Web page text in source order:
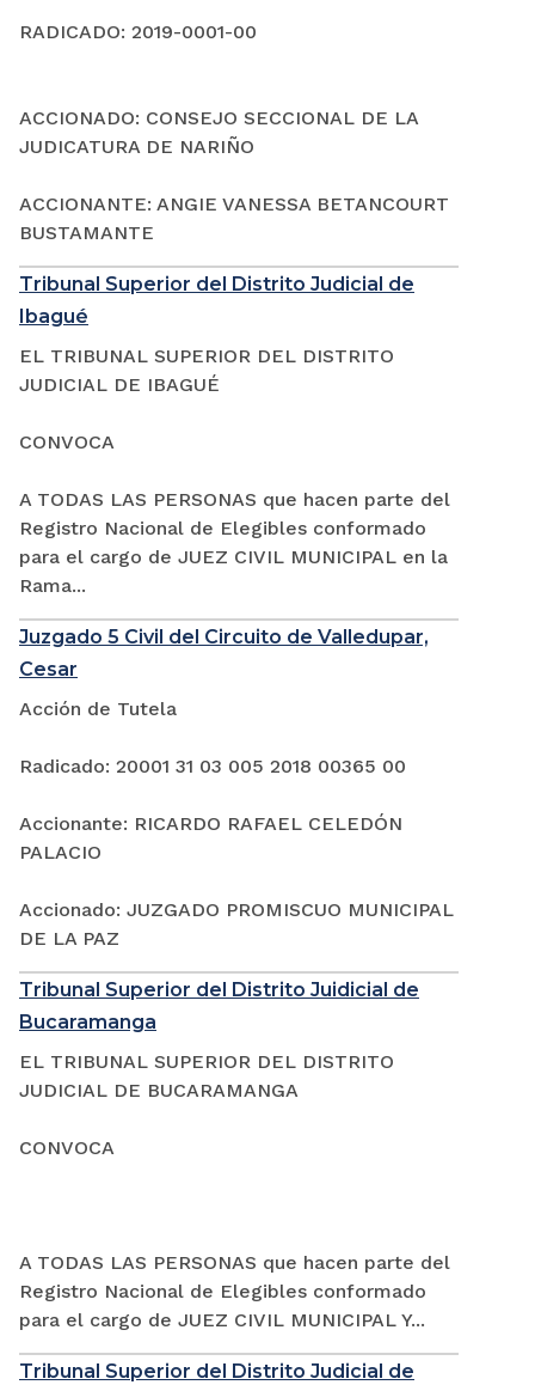
RADICADO: 2019-0001-00
ACCIONADO: CONSEJO SECCIONAL DE LA
JUDICATURA DE NARIÑO
ACCIONANTE: ANGIE VANESSA BETANCOURT
BUSTAMANTE
Tribunal Superior del Distrito Judicial de
Ibagué
EL TRIBUNAL SUPERIOR DEL DISTRITO
JUDICIAL DE IBAGUÉ
CONVOCA
A TODAS LAS PERSONAS que hacen parte del
Registro Nacional de Elegibles conformado
para el cargo de JUEZ CIVIL MUNICIPAL en la
Rama...
Juzgado 5 Civil del Circuito de Valledupar,
Cesar
Acción de Tutela
Radicado: 20001 31 03 005 2018 00365 00
Accionante: RICARDO RAFAEL CELEDÓN
PALACIO
Accionado: JUZGADO PROMISCUO MUNICIPAL
DE LA PAZ
Tribunal Superior del Distrito Juidicial de
Bucaramanga
EL TRIBUNAL SUPERIOR DEL DISTRITO
JUDICIAL DE BUCARAMANGA
CONVOCA
A TODAS LAS PERSONAS que hacen parte del
Registro Nacional de Elegibles conformado
para el cargo de JUEZ CIVIL MUNICIPAL Y...
Tribunal Superior del Distrito Judicial de